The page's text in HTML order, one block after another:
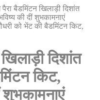
पैरा बैडमिंटन खिलाड़ी दिशांत
की दीं शुभकामनाएं
दिशांत
किट,
शुभकामनाएं